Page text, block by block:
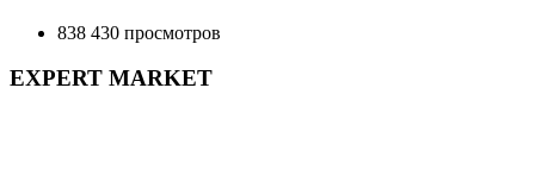
838 430 просмотров
EXPERT MARKET